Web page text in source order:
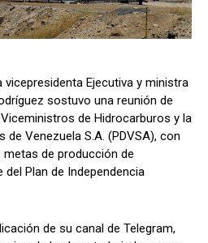
vicepresidenta Ejecutiva y ministra
sostuvo una reunión de
de Hidrocarburos y la
Venezuela S.A. (PDVSA), con
de producción de
Plan de Independencia
de su canal de Telegram,